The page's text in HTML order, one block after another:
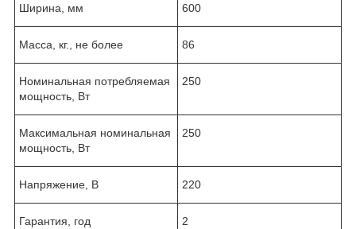
Ширина, мм 600
Масса, кг., не более 86
Номинальная потребляемая
мощность, Вт
250
Максимальная номинальная
мощность, Вт
250
Напряжение, В 220
Гарантия, год 2